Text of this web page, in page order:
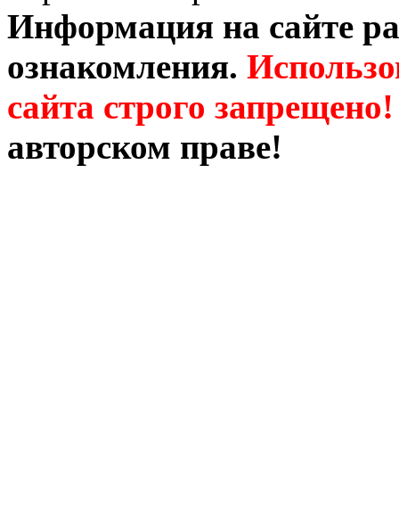
Информация на сайте
ознакомления.
сайта строго запрещено!
авторском праве!